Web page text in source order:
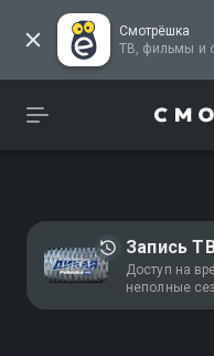
Смотрёшка
Запись
Доступ на
неполные